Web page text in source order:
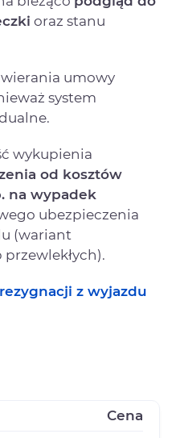
oraz stanu
umowy
system
wykupienia
od kosztów
na wypadek
ubezpieczenia
(wariant
z wyjazdu
Cena